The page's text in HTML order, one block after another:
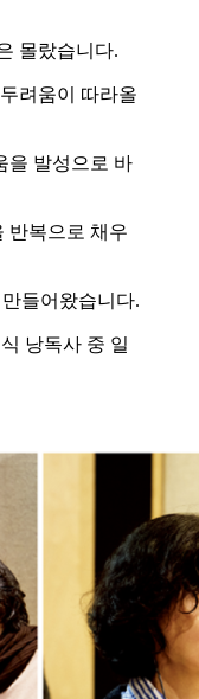
몰랐습니다.
려움이 따라올
을 발성으로 바
반복으로 채우
들어왔습니다.
낭독사 중 일